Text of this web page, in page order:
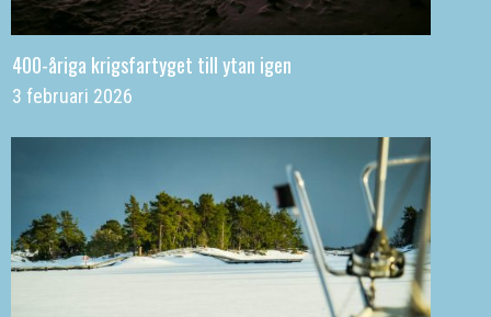
400-åriga krigsfartyget till ytan igen
3 februari 2026